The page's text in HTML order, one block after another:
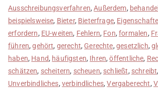
Ausschreibungsverfahren,Außerdem,
beispielsweise, Bieter, Bieterfrage,
erfordern, EU-weiten, Fehlern, Fon,formalen,
führen,gehört, gerecht, Gerechte,gesetzlich,
haben, Hand, häufigsten, Ihren,öffentliche,
schätzen, scheitern, scheuen, schließt, schreibt,
Unverbindliches, verbindliches,Vergaberecht,